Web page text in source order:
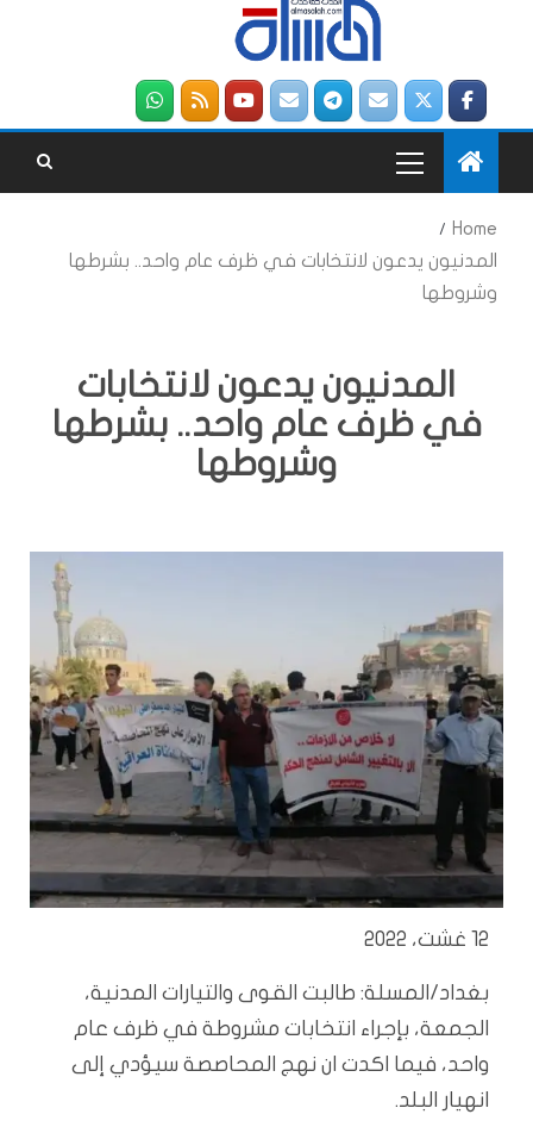
Home
المدنيون يدعون لانتخابات في ظرف عام واحد.. بشرطها
وشروطها
المدنيون يدعون لانتخابات
في ظرف عام واحد.. بشرطها
وشروطها
12 غشت، 2022
بغداد/المسلة: طالبت القوى والتيارات المدنية،
الجمعة، بإجراء انتخابات مشروطة في ظرف عام
واحد، فيما اكدت ان نهج المحاصصة سيؤدي إلى
انهيار البلد.